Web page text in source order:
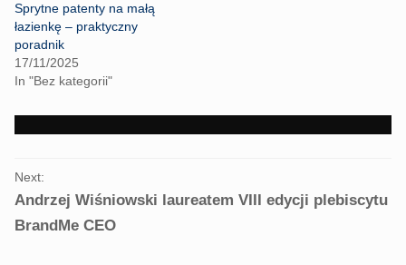
e
r
(
O
p
e
n
n
d
w
)
o
o
k
e
i
n
o
w
Sprytne patenty na małą
łazienkę – praktyczny
poradnik
17/11/2025
In "Bez kategorii"
PORTFOLIO
NAVIGATION
Next:
Andrzej Wiśniowski laureatem VIII edycji plebiscytu
BrandMe CEO